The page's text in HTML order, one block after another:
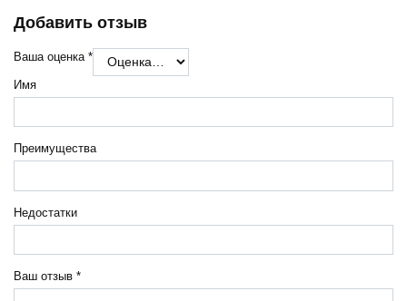
Добавить отзыв
Ваша оценка *
Ваш отзыв *
Имя
Преимущества
Недостатки